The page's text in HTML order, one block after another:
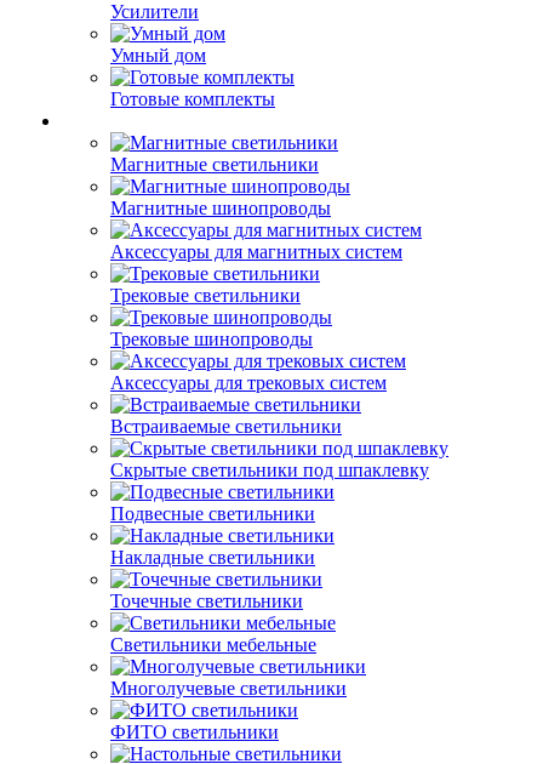
Усилители
Умный дом
Готовые комплекты
Магнитные светильники
Магнитные шинопроводы
Аксессуары для магнитных систем
Трековые светильники
Трековые шинопроводы
Аксессуары для трековых систем
Встраиваемые светильники
Скрытые светильники под шпаклевку
Подвесные светильники
Накладные светильники
Точечные светильники
Светильники мебельные
Многолучевые светильники
ФИТО светильники